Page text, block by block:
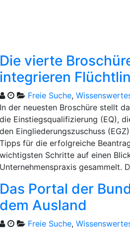
Die vierte
integrieren
Freie Suche,
In der neuesten Broschüre stellt
die Einstiegsqualifizierung (EQ),
den Eingliederungszuschuss
Tipps für die erfolgreiche
wichtigsten Schritte auf einen
Unternehmenspraxis gesammelt.
Das Portal der
dem Ausland
Freie Suche,